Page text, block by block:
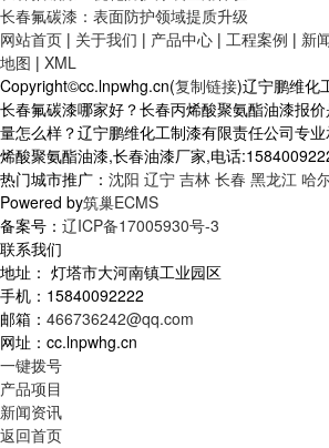
长春氟碳漆：表面防护领域提质升级
网站首页 | 关于我们 | 产品中心 | 工程案例 | 新
地图 | XML
Copyright©cc.lnpwhg.cn(复制链接)辽宁鹏维化
长春氟碳漆哪家好？长春丙烯酸聚氨酯油漆报
量怎么样？辽宁鹏维化工制漆有限责任公司专
烯酸聚氨酯油漆,长春油漆厂家,电话
热门城市推广： 沈阳 辽宁 吉林 长春 黑龙江 哈
Powered by筑巢ECMS
备案号： 辽ICP备17005930号-3
联系我们
地址： 灯塔市大河南镇工业园区
手机：15840092222
邮箱： 466736242@qq.com
网址：cc.lnpwhg.cn
一键拨号
产品项目
新闻资讯
返回首页